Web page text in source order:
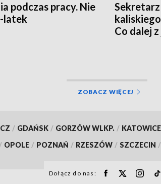
podczas pracy. Nie
latek
Co dalej
ZOBACZ WIĘCEJ
/ GDAŃSK / GORZÓW WLKP. / KATOWICE
/ OPOLE / POZNAŃ / RZESZÓW / SZCZECIN /
Dołącz do nas: